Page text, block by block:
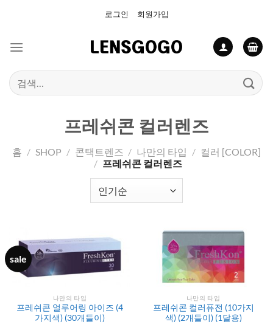
로그인 회원가입
검
색:
프레쉬콘 컬러렌즈
홈 / SHOP / 콘택트렌즈 / 나만의 타입 / 컬러 [COLOR]
/ 프레쉬콘 컬러렌즈
sale
나만의 타입
프레쉬콘 얼루어링 아이즈 (4
가지색) (30개들이)
나만의 타입
프레쉬콘 컬러퓨전 (10가지
색) (2개들이) (1달용)